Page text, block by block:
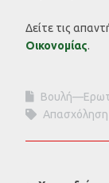
Δείτε τις
Οικονομίας.
Απασχόληση